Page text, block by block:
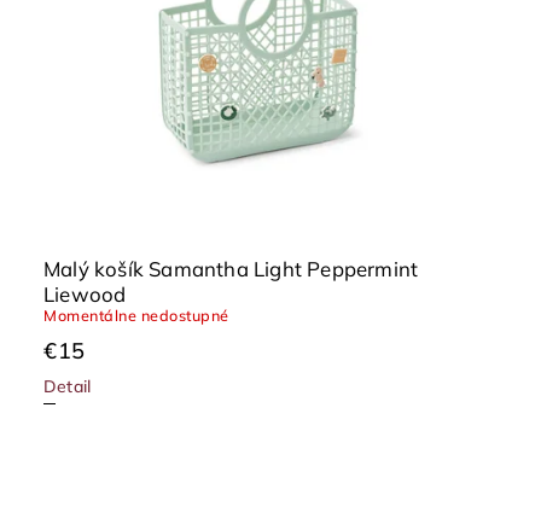
Malý košík Samantha Light Peppermint
Liewood
Momentálne nedostupné
€15
Detail